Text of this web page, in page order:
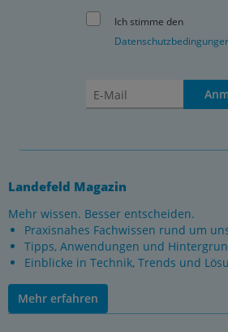
Ich stimme den
Landefeld Magazin
Mehr wissen. Besser entscheiden.
Praxisnahes Fachwissen rund um
Tipps, Anwendungen und
Einblicke in Technik, Trends und
Mehr erfahren